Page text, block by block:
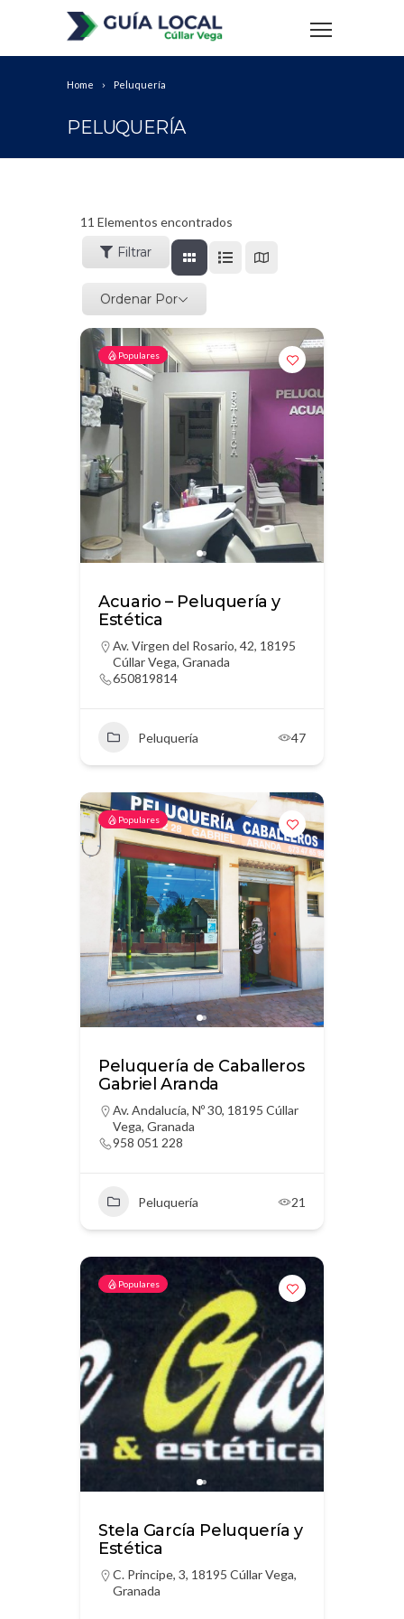
Home Peluquería
PELUQUERÍA
11 Elementos encontrados
Filtrar
Ordenar Por
Populares
Acuario – Peluquería y
Estética
Av. Virgen del Rosario, 42, 18195
Cúllar Vega, Granada
650819814
Peluquería 47
Populares
Peluquería de Caballeros
Gabriel Aranda
Av. Andalucía, Nº 30, 18195 Cúllar
Vega, Granada
958 051 228
Peluquería 21
Populares
Stela García Peluquería y
Estética
C. Principe, 3, 18195 Cúllar Vega,
Granada